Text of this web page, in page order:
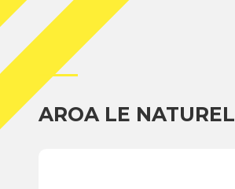
AROA LE NATUREL